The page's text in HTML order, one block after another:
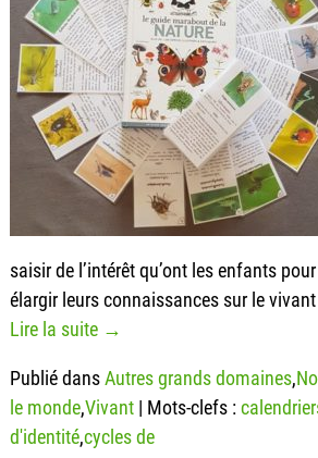
saisir de l’intérêt qu’ont les enfants
élargir leurs connaissances sur le
Lire la suite →
Publié dansAutres grands domaines,
le monde,Vivant| Mots-clefs :
d'identité,cycles de